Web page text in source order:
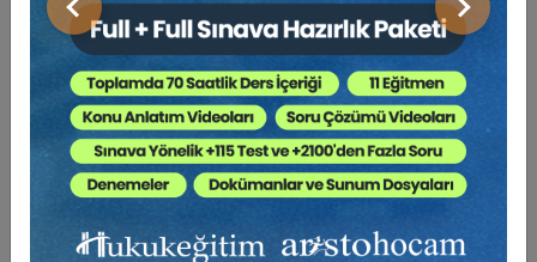
Önceki Sonraki
da sabit devreli olmayan devre tatil sistemleridir. Anacağımız bu
tür uygulamalarda devrelerin rezervasyon sistemi ile önceden
talep sırasına göre belirlenmesine dayalı sistemler de
oluşturulmuştur. Özmen’in, uydurma isimler olarak bulduğu
flooting weeks, flexable weeks gibi isimler altında pazarlamada,
haftalık satışa dayalı olarak ünite sayısı ve takvim yılı kesitine
bağlı olarak belirli olan sayının çok üstünde satış yapıldığı
görülmektedir. Bu hallerde ünite/hafta sayısının belirliliğine
geçersiz bir sözleşme ilişkisi varlığı kesindir. Tercihe konu